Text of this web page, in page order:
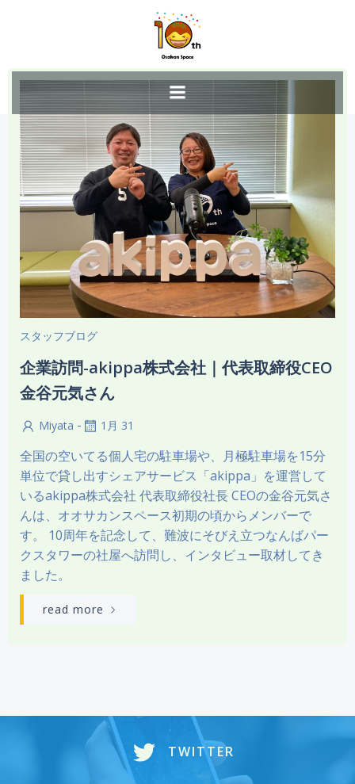
ン
テ
ツ
へ
ス
キ
ッ
プ
スタッフブログ
企業訪問-akippa株式会社｜代表取締役CEO
金谷元気さん
Miyata - 1月 31
全国の空いてる個人宅の駐車場や、月極駐車場を15分
単位で貸し出すシェアサービス「akippa」を運営して
いるakippa株式会社 代表取締役社長 CEOの金谷元気さ
んは、オオサカンスペース初期の頃からメンバーで
す。 10周年を記念して、難波にそびえ立つなんばパー
クスタワーの社屋へ訪問し、インタビュー取材してき
ました。
read more
TWITTER